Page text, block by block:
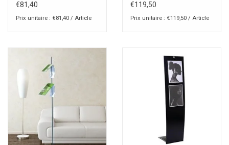
€81,40
Prix unitaire : €81,40 / Article
€119,50
Prix unitaire : €119,50 / Article